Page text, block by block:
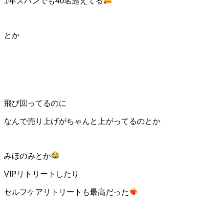
とか
飛び回ってるのに
なんで売り上げがちゃんと上がってるのとか
みほのみとか
VIPリトリートしたり
セルフケアリトリートも最高だった